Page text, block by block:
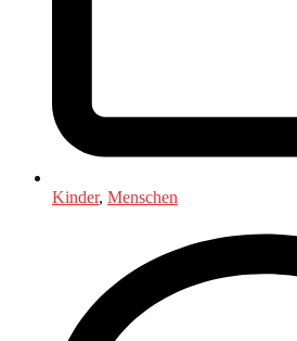
Kinder, Menschen